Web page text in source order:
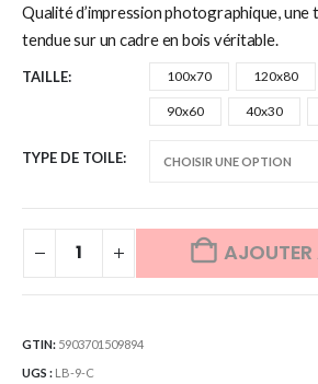
Qualité d’impression photographique, une
tendue sur un cadre en bois véritable.
TAILLE 100x70 120x80
90x60 40x30
TYPE DE TOILE
AJOUTER
GTIN: 5903701509894
UGS : LB-9-C